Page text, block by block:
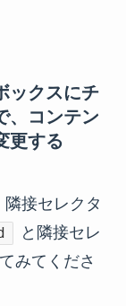
ックスにチ
、コンテン
更する
隣接セレクタ
と隣接セレ
みてくださ